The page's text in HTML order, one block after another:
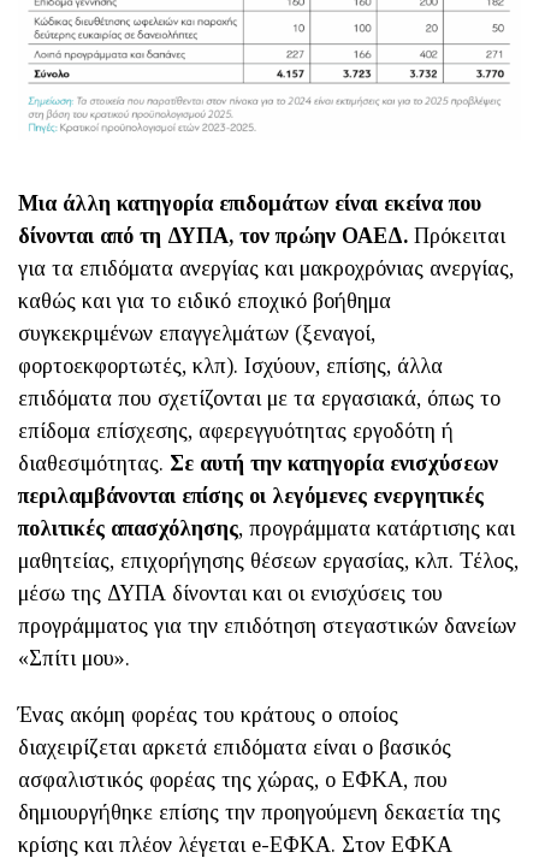
Μια άλλη κατηγορία επιδομάτων είναι εκείνα που
δίνονται από τη ΔΥΠΑ, τον πρώην ΟΑΕΔ. Πρόκειται
για τα επιδόματα ανεργίας και μακροχρόνιας ανεργίας,
καθώς και για το ειδικό εποχικό βοήθημα
συγκεκριμένων επαγγελμάτων (ξεναγοί,
φορτοεκφορτωτές, κλπ). Ισχύουν, επίσης, άλλα
επιδόματα που σχετίζονται με τα εργασιακά, όπως το
επίδομα επίσχεσης, αφερεγγυότητας εργοδότη ή
διαθεσιμότητας. Σε αυτή την κατηγορία ενισχύσεων
περιλαμβάνονται επίσης οι λεγόμενες ενεργητικές
πολιτικές απασχόλησης, προγράμματα κατάρτισης και
μαθητείας, επιχορήγησης θέσεων εργασίας, κλπ. Τέλος,
μέσω της ΔΥΠΑ δίνονται και οι ενισχύσεις του
προγράμματος για την επιδότηση στεγαστικών δανείων
«Σπίτι μου».
Ένας ακόμη φορέας του κράτους ο οποίος
διαχειρίζεται αρκετά επιδόματα είναι ο βασικός
ασφαλιστικός φορέας της χώρας, ο ΕΦΚΑ, που
δημιουργήθηκε επίσης την προηγούμενη δεκαετία της
κρίσης και πλέον λέγεται e-EΦΚΑ. Στον ΕΦΚΑ